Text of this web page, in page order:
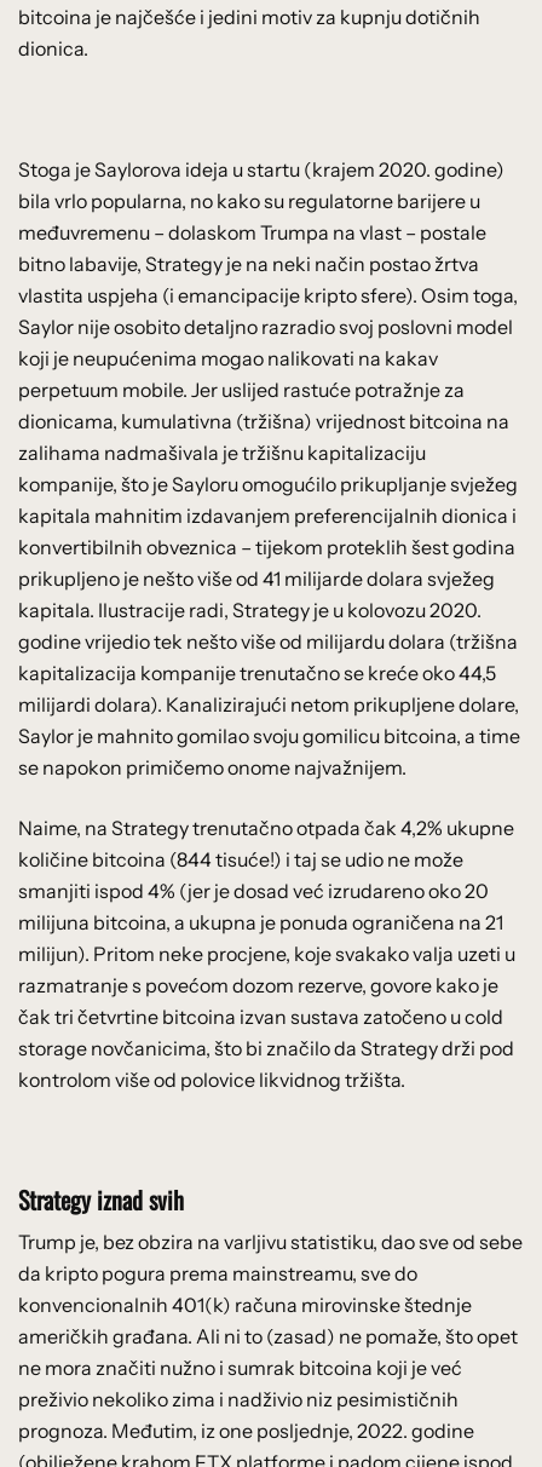
bitcoina je najčešće i jedini motiv za kupnju dotičnih
dionica.
Stoga je Saylorova ideja u startu (krajem 2020. godine)
bila vrlo popularna, no kako su regulatorne barijere u
međuvremenu – dolaskom Trumpa na vlast – postale
bitno labavije, Strategy je na neki način postao žrtva
vlastita uspjeha (i emancipacije kripto sfere). Osim toga,
Saylor nije osobito detaljno razradio svoj poslovni model
koji je neupućenima mogao nalikovati na kakav
perpetuum mobile. Jer uslijed rastuće potražnje za
dionicama, kumulativna (tržišna) vrijednost bitcoina na
zalihama nadmašivala je tržišnu kapitalizaciju
kompanije, što je Sayloru omogućilo prikupljanje svježeg
kapitala mahnitim izdavanjem preferencijalnih dionica i
konvertibilnih obveznica – tijekom proteklih šest godina
prikupljeno je nešto više od 41 milijarde dolara svježeg
kapitala. Ilustracije radi, Strategy je u kolovozu 2020.
godine vrijedio tek nešto više od milijardu dolara (tržišna
kapitalizacija kompanije trenutačno se kreće oko 44,5
milijardi dolara). Kanalizirajući netom prikupljene dolare,
Saylor je mahnito gomilao svoju gomilicu bitcoina, a time
se napokon primičemo onome najvažnijem.
Naime, na Strategy trenutačno otpada čak 4,2% ukupne
količine bitcoina (844 tisuće!) i taj se udio ne može
smanjiti ispod 4% (jer je dosad već izrudareno oko 20
milijuna bitcoina, a ukupna je ponuda ograničena na 21
milijun). Pritom neke procjene, koje svakako valja uzeti u
razmatranje s povećom dozom rezerve, govore kako je
čak tri četvrtine bitcoina izvan sustava zatočeno u cold
storage novčanicima, što bi značilo da Strategy drži pod
kontrolom više od polovice likvidnog tržišta.
Strategy iznad svih
Trump je, bez obzira na varljivu statistiku, dao sve od sebe
da kripto pogura prema mainstreamu, sve do
konvencionalnih 401(k) računa mirovinske štednje
američkih građana. Ali ni to (zasad) ne pomaže, što opet
ne mora značiti nužno i sumrak bitcoina koji je već
preživio nekoliko zima i nadživio niz pesimističnih
prognoza. Međutim, iz one posljednje, 2022. godine
(obilježene krahom FTX platforme i padom cijene ispod